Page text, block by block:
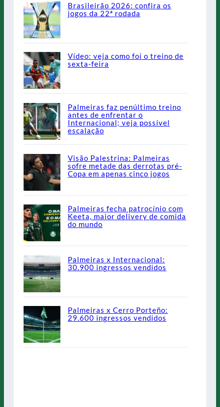
Brasileirão 2026: confira os
jogos da 22ª rodada
Vídeo: veja como foi o treino de
sexta-feira
Palmeiras faz penúltimo treino
antes de enfrentar o
Internacional; veja possível
escalação
Visão Palestrina: Palmeiras
sofre metade das derrotas pré-
Copa em apenas cinco jogos
Palmeiras fecha patrocínio com
Keeta, maior delivery de comida
do mundo
Palmeiras x Internacional:
30.900 ingressos vendidos
Palmeiras x Cerro Porteño:
29.600 ingressos vendidos